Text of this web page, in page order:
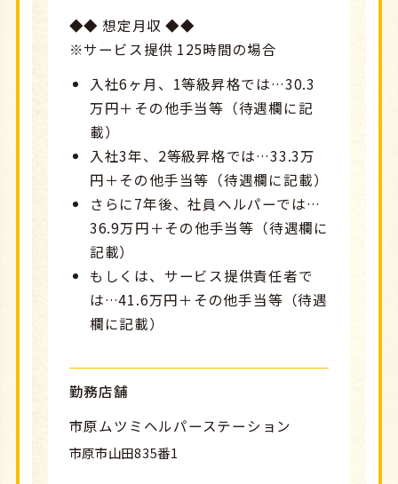
◆◆ 想定月収 ◆◆
※サービス提供 125時間の場合
入社6ヶ月、1等級昇格では…30.3
万円＋その他手当等（待遇欄に記
載）
入社3年、2等級昇格では…33.3万
円＋その他手当等（待遇欄に記載）
さらに7年後、社員ヘルパーでは…
36.9万円＋その他手当等（待遇欄に
記載）
もしくは、サービス提供責任者で
は…41.6万円＋その他手当等（待遇
欄に記載）
勤務店舗
市原ムツミヘルパーステーション
市原市山田835番1